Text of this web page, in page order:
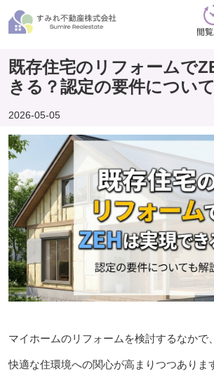
閲
既存住宅のリフォームで
きる？認定の要件につい
2026-05-05
マイホームのリフォームを検討するなかで
快適な住環境への関心が高まりつつありま